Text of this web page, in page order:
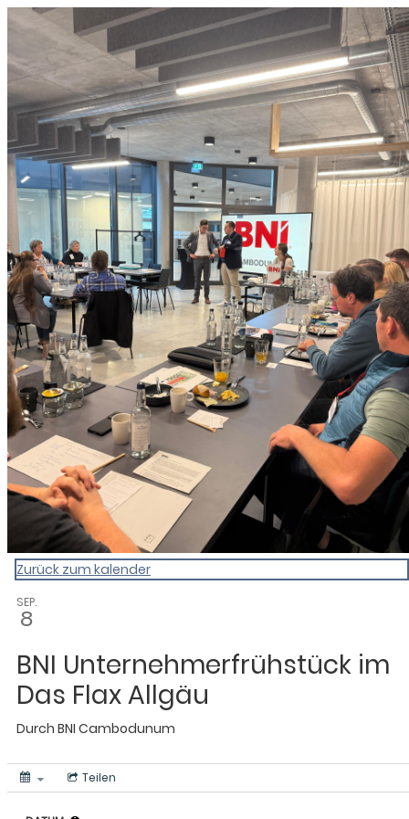
0831 - das Kemptener
Zurück zum kalender
SEP.
8
BNI Unternehmerfrühstück im
Das Flax Allgäu
Durch BNI Cambodunum
Teilen